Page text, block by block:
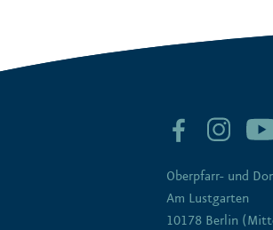
Oberpfarr- und
Am Lustgarten
10178 Berlin